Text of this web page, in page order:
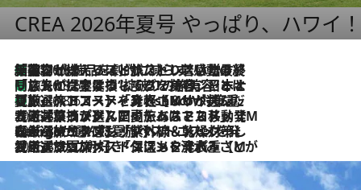
CREA 2026年夏号 やっぱり、ハワイ
2026.8.6
「荷物が増えるほど旅ストレスは増す」美容ジャーナリストがたどり着いた最終結論。“化粧品を劇的に減らす”感動の凝縮美容とは
2026.8.6
「旅先には金髪ウィッグを持参」日本と同じメイクでは損してる!? 美容ジャーナリストが提案する“掟破りの旅美容”とは
2026.8.6
【厳選旅コスメ】「身軽さ＆UV対策重視！」ヘアアーティストshucoが選んだ夏旅ベストコスメを発表【Mサイズジップ】
2026.8.5
【厳選旅コスメ】国内をあちこち移動する河井菜摘が選んだ夏旅ベストコスメ発表！「リラックスアイテムはマスト」【Mサイズジップ】
2026.8.4
【厳選旅コスメ】「紫外線＆乾燥対策しながらメイク感も！」ヘア＆メイクGeorgeが選んだ夏旅ベストコスメを発表！【Mサイズジップ】
2026.8.3
【厳選旅コスメ】「保湿もタイパ重視！」“サウナ好き”タレント清水みさとが愛用する夏旅ベストコスメを発表！【Mサイズジップ】